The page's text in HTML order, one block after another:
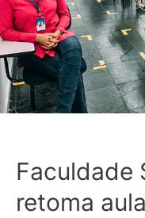
Faculdade
retoma